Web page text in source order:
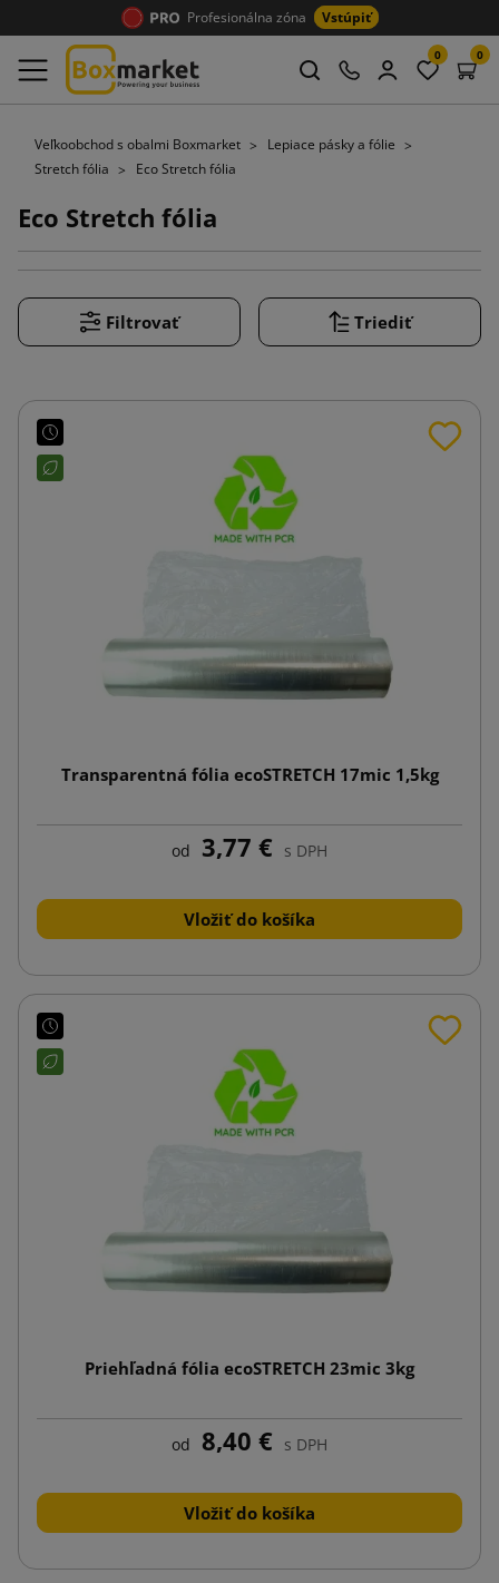
Profesionálna zóna Vstúpiť
0 0
Veľkoobchod s obalmi Boxmarket
Lepiace pásky a fólie
Stretch fólia
Eco Stretch fólia
Eco Stretch fólia
Filtrovať Triediť
Transparentná fólia ecoSTRETCH 17mic 1,5kg
od 3,77 € s DPH
Vložiť do košíka
Priehľadná fólia ecoSTRETCH 23mic 3kg
od 8,40 € s DPH
Vložiť do košíka